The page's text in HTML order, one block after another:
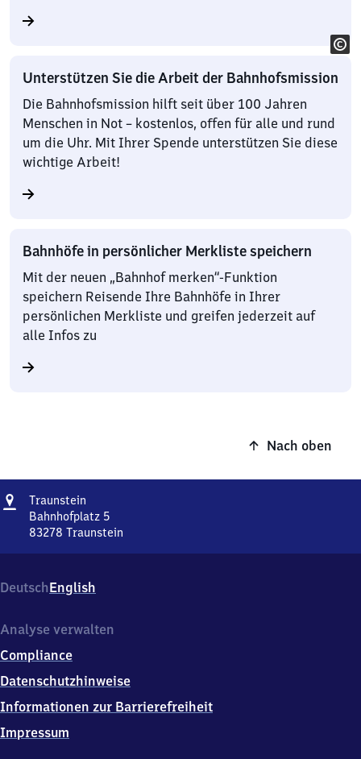
Unterstützen Sie die Arbeit der Bahnhofsmission
Die Bahnhofsmission hilft seit über 100 Jahren
Menschen in Not – kostenlos, offen für alle und rund
um die Uhr. Mit Ihrer Spende unterstützen Sie diese
wichtige Arbeit!
Bahnhöfe in persönlicher Merkliste speichern
Mit der neuen „Bahnhof merken“-Funktion
speichern Reisende Ihre Bahnhöfe in Ihrer
persönlichen Merkliste und greifen jederzeit auf
alle Infos zu
Nach oben
Adresse
Traunstein
Bahnhofplatz 5
83278 Traunstein
5,
8
2
8
Traunstein
DeutschEnglish
Analyse verwalten
Compliance
Datenschutzhinweise
Informationen zur Barrierefreiheit
Impressum